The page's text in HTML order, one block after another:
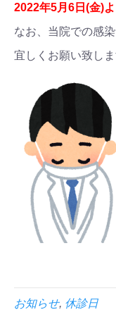
2022年5月6日(金)
なお、当院での感
宜しくお願い致しま
お知らせ, 休診日